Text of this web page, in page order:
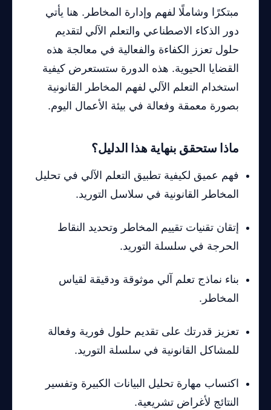
مبتكرًا وشاملًا لفهم وإدارة المخاطر. هنا يأتي
دور الذكاء الاصطناعي والتعلم الآلي لتقديم
حلول تعزز الكفاءة والفعالية في معالجة هذه
القضايا الحيوية. هذه الدورة ستستعرض كيفية
استخدام التعلم الآلي لفهم المخاطر القانونية
بصورة معمقة وفعالة في بيئة الأعمال اليوم.
ماذا ستحقق بنهاية هذا الدليل؟
فهم عميق لكيفية تطبيق التعلم الآلي في تحليل
المخاطر القانونية في سلاسل التوريد.
إتقان تقنيات تقييم المخاطر وتحديد النقاط
الحرجة في سلسلة التوريد.
بناء نماذج تعلم آلي موثوقة ودقيقة لقياس
المخاطر.
تعزيز قدرتك على تقديم حلول فورية وفعالة
للمشاكل القانونية في سلسلة التوريد.
اكتساب مهارة تحليل البيانات الكبيرة وتفسير
النتائج لأغراض تشريعية.